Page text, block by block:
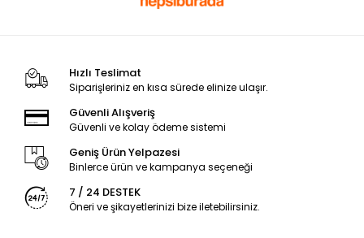
Hızlı Teslimat
Siparişleriniz en kısa sürede elinize ulaşır.
Güvenli Alışveriş
Güvenli ve kolay ödeme sistemi
Geniş Ürün Yelpazesi
Binlerce ürün ve kampanya seçeneği
7 / 24 DESTEK
Öneri ve şikayetlerinizi bize iletebilirsiniz.